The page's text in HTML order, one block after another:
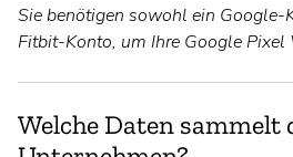
Sie benötigen sowohl ein Google-
Fitbit-Konto, um Ihre Google Pixel
Welche Daten sammelt